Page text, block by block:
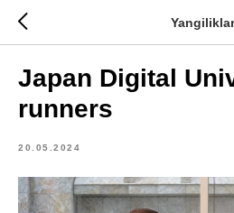
Yangiliklar
Japan Digital
runners
20.05.2024